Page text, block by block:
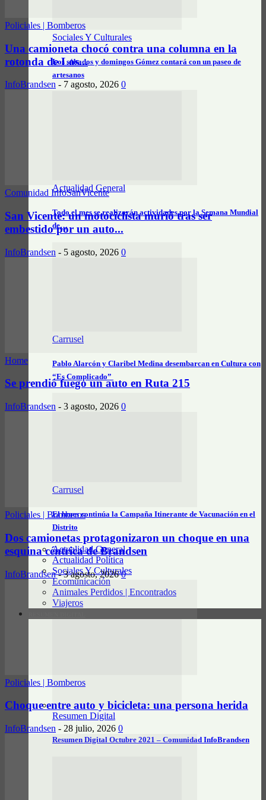
Sociales Y Culturales
Los sábados y domingos Gómez contará con un paseo de
artesanos
Actualidad General
Todo el mes se realizarán actividades por la Semana Mundial
de…
Carrusel
Pablo Alarcón y Claribel Medina desembarcan en Cultura con
“Es Complicado”
Carrusel
El lunes continúa la Campaña Itinerante de Vacunación en el
Distrito
Actualidad General
Actualidad Política
Sociales Y Culturales
Ecomunicación
Animales Perdidos | Encontrados
Viajeros
Resumen Digital
Resumen Digital Octubre 2021 – Comunidad InfoBrandsen
Policiales | Bomberos
Una camioneta chocó contra una columna en la
rotonda de Los...
InfoBrandsen - 7 agosto, 2026 0
Comunidad InfoSanVicente
San Vicente: un motociclista murió tras ser
embestido por un auto...
InfoBrandsen - 5 agosto, 2026 0
Home
Se prendió fuego un auto en Ruta 215
InfoBrandsen - 3 agosto, 2026 0
Policiales | Bomberos
Dos camionetas protagonizaron un choque en una
esquina céntrica de Brandsen
InfoBrandsen - 3 agosto, 2026 0
Policiales | Bomberos
Choque entre auto y bicicleta: una persona herida
InfoBrandsen - 28 julio, 2026 0